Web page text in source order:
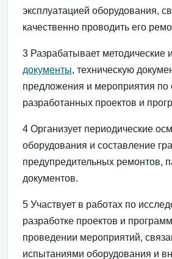
эксплуатацией оборудования,
качественно проводить его
3 Разрабатывает методические и
документы, техническую
предложения и мероприятия
разработанных проектов и
4 Организует периодические
оборудования и составление
предупредительных ремонтов,
документов.
5 Участвует в работах по
разработке проектов и
проведении мероприятий,
испытаниями оборудования и